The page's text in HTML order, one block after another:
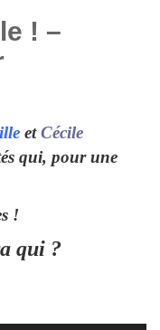
! –
etCécile
qui, pour une
!
qui ?